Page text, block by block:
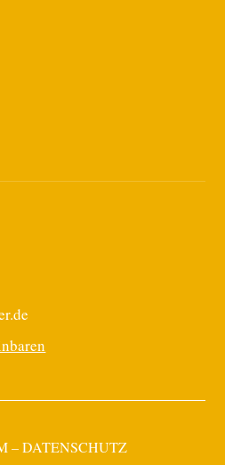
–DATENSCHUTZ